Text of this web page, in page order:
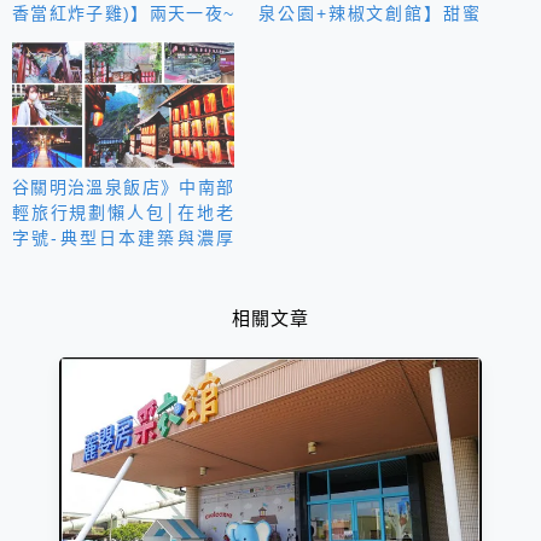
香當紅炸子雞)】兩天一夜~
泡湯趣
泉公園+辣椒文創館】甜蜜
谷關明治溫泉飯店》中南部
輕旅行規劃懶人包│在地老
字號-典型日本建築與濃厚
相關文章